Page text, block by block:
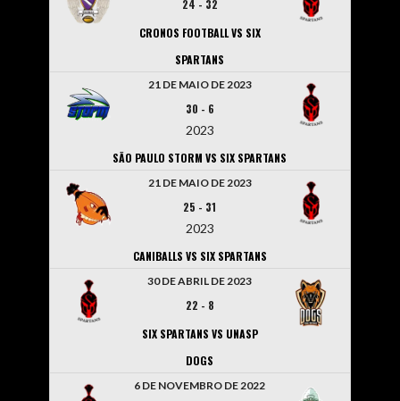
24 - 32
CRONOS FOOTBALL VS SIX
SPARTANS
21 DE MAIO DE 2023
30 - 6
2023
SÃO PAULO STORM VS SIX SPARTANS
21 DE MAIO DE 2023
25 - 31
2023
CANIBALLS VS SIX SPARTANS
30 DE ABRIL DE 2023
22 - 8
SIX SPARTANS VS UNASP
DOGS
6 DE NOVEMBRO DE 2022